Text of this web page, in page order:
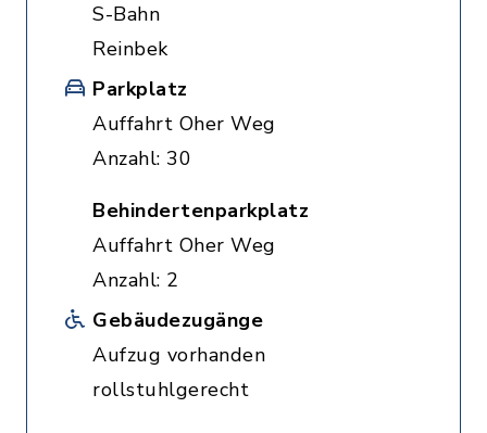
S-Bahn
Reinbek
Parkplatz
Auffahrt Oher Weg
Anzahl: 30
Behindertenparkplatz
Auffahrt Oher Weg
Anzahl: 2
Gebäudezugänge
Aufzug vorhanden
rollstuhlgerecht